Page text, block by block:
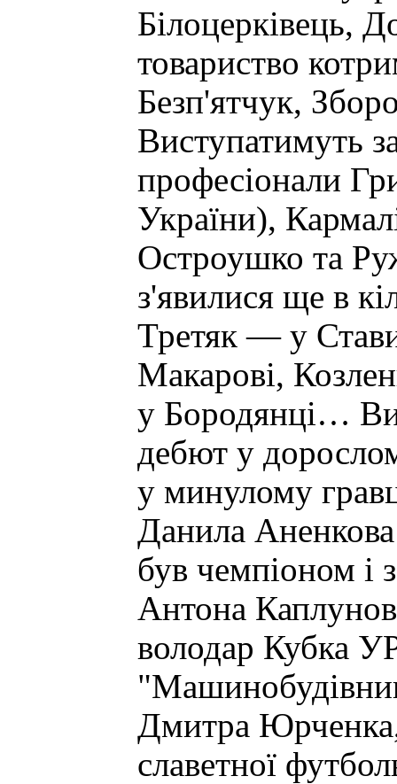
Білоцерківець,
товариство
Безп'ятчук,
Виступатимуть
професіонали
України),
Остроушко та
з'явилися ще в
Третяк — у
Макарові,
у Бородянці…
дебют у
у минулому
Данила
був чемпіоном і
Антона
володар Кубка
Дмитра
славетної